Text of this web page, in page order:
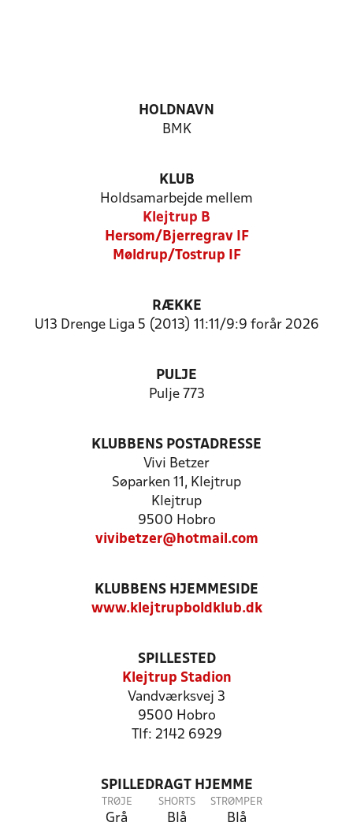
HOLDNAVN
BMK
KLUB
Holdsamarbejde mellem
Klejtrup B
Hersom/Bjerregrav IF
Møldrup/Tostrup IF
RÆKKE
U13 Drenge Liga 5 (2013) 11:11/9:9 forår 2026
PULJE
Pulje 773
KLUBBENS POSTADRESSE
Vivi Betzer
Søparken 11, Klejtrup
Klejtrup
9500 Hobro
vivibetzer@hotmail.com
KLUBBENS HJEMMESIDE
www.klejtrupboldklub.dk
SPILLESTED
Klejtrup Stadion
Vandværksvej 3
9500 Hobro
Tlf: 2142 6929
SPILLEDRAGT HJEMME
TRØJE
Grå
SHORTS
Blå
STRØMPER
Blå